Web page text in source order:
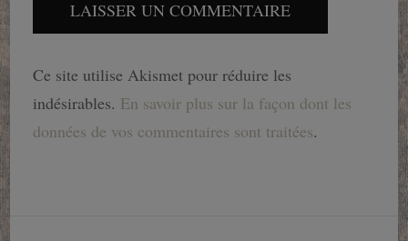
Ce site utilise Akismet pour réduire les
indésirables. En savoir plus sur la façon dont les
données de vos commentaires sont traitées.